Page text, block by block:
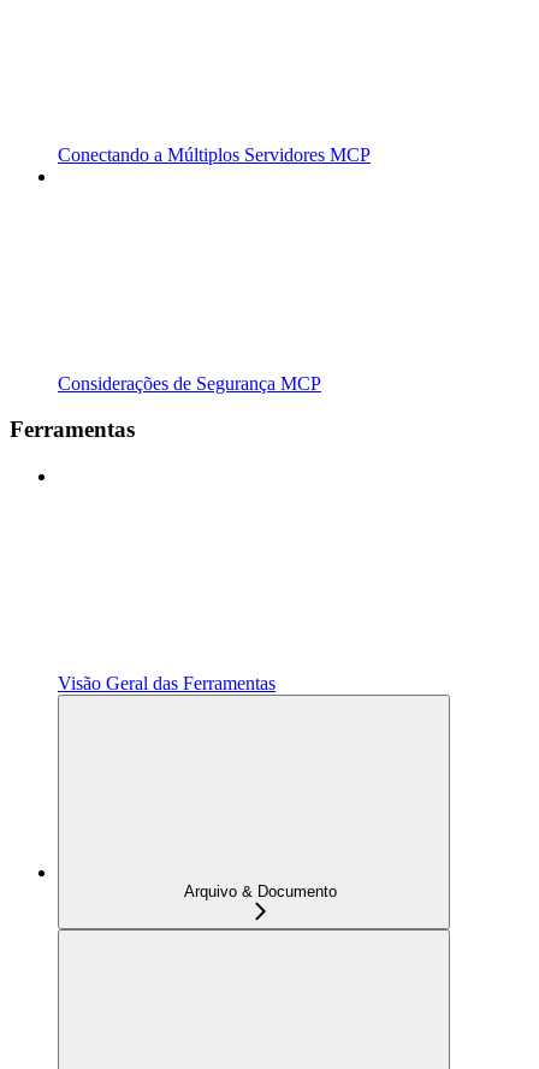
Conectando a Múltiplos Servidores MCP
Considerações de Segurança MCP
Ferramentas
Visão Geral das Ferramentas
Arquivo & Documento